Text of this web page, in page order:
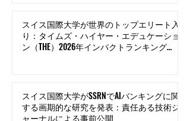
スイス国際大学が世界のトップエリート入
り：タイムズ・ハイヤー・エデュケーショ
ン（THE）2026年インパクトランキングの
スイス国際大学がSSRNでAIバンキングに関
する画期的な研究を発表：責任ある技術ジ
ャーナルによる事前公開